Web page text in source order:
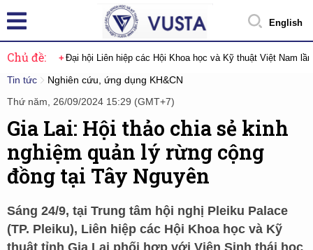
English
Chủ đề: Đại hội Liên hiệp các Hội Khoa học và Kỹ thuật Việt Nam
Tin tức
Nghiên cứu, ứng dụng KH&CN
Thứ năm, 26/09/2024 15:29 (GMT+7)
Gia Lai: Hội thảo chia sẻ kinh
nghiệm quản lý rừng cộng
đồng tại Tây Nguyên
Sáng 24/9, tại Trung tâm hội nghị Pleiku Palace
(TP. Pleiku), Liên hiệp các Hội Khoa học và Kỹ
thuật tỉnh Gia Lai phối hợp với Viện Sinh thái học